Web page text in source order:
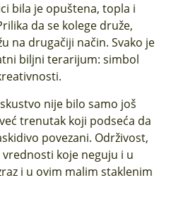
bila je opuštena, topla i
da se kolege druže,
na drugačiji način. Svako je
biljni terarijum: simbol
nije bilo samo još
trenutak koji podseća da
povezani. Održivost,
koje neguju i u
i u ovim malim staklenim